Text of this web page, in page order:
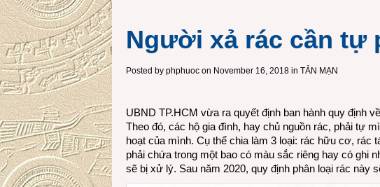
Người xả rác cần tự
Posted by phphuoc on November 16, 2018 in TẢN MẠN
UBND TP.HCM vừa ra quyết định ban hành quy định
Theo đó, các hộ gia đình, hay chủ nguồn rác, phải tự
hoạt của mình. Cụ thể chia làm 3 loại: rác hữu cơ, rác
phải chứa trong một bao có màu sắc riêng hay có ghi
sẽ bị xử lý. Sau năm 2020, quy định phân loại rác này